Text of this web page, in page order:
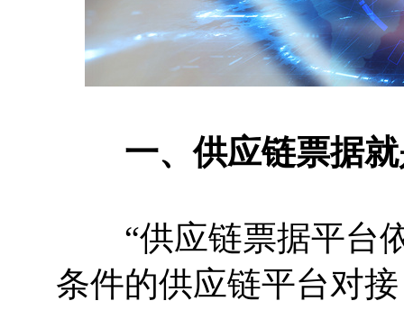
一、供应链票据就
“供应链票据平台依
条件的供应链平台对